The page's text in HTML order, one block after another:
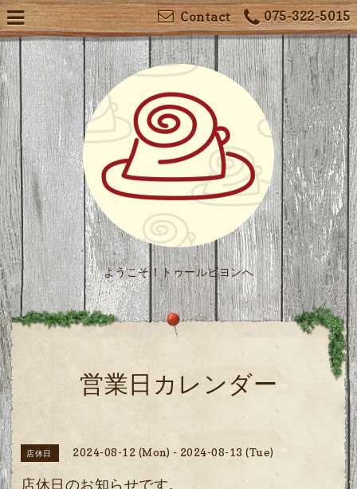
075-322-5015
Contact
ようこそ！トゥールビヨンへ
営業日カレンダー
店休日 2024-08-12 (Mon) - 2024-08-13 (Tue)
店休日のお知らせです。